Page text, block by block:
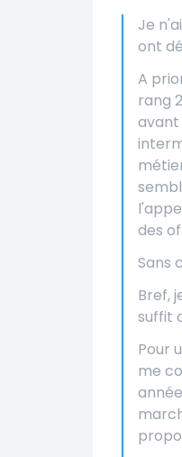
Je
ont
A
rang
avant
des
Sans
Bref,
suffit
Pour
me